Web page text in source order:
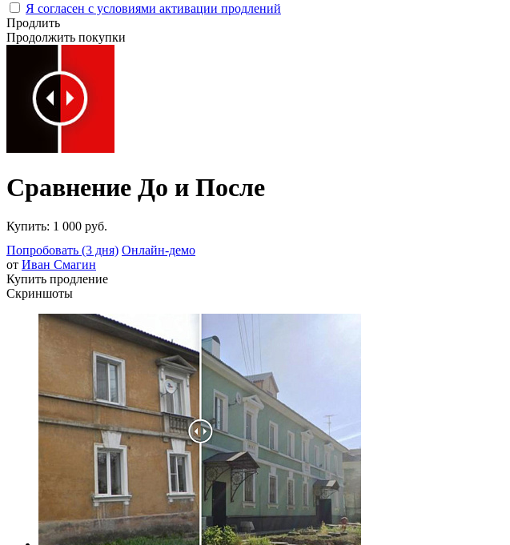
Я согласен с условиями активации продлений
Продлить
Продолжить покупки
Сравнение До и После
Купить: 1 000 руб.
Попробовать (3 дня) Онлайн-демо
от Иван Смагин
Купить продление
Скриншоты